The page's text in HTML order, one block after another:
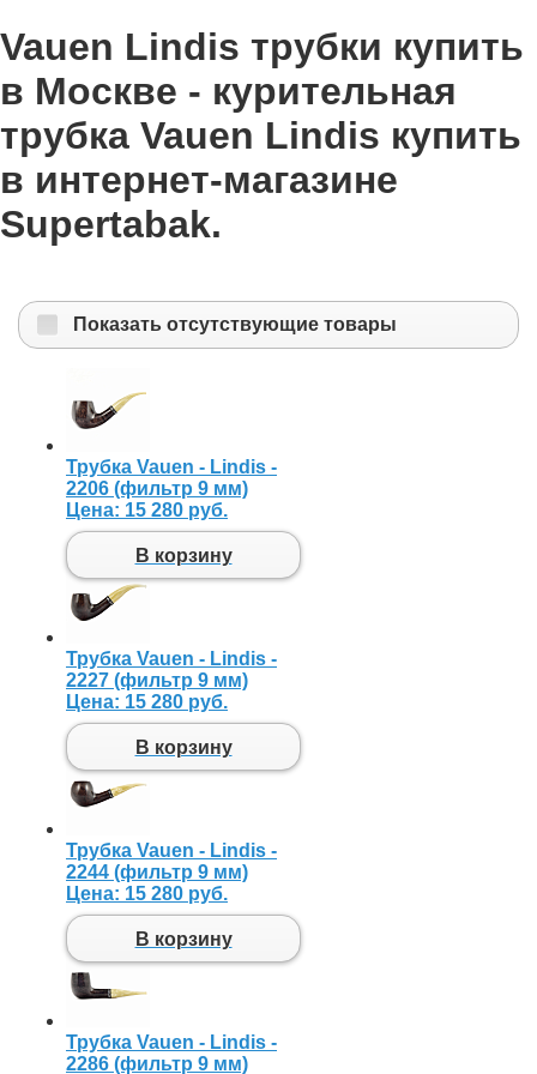
Vauen Lindis трубки купить
в Москве - курительная
трубка Vauen Lindis купить
в интернет-магазине
Supertabak.
Показать отсутствующие товары
Трубка Vauen - Lindis -
2206 (фильтр 9 мм)
Цена: 15 280 руб.
В корзину
Трубка Vauen - Lindis -
2227 (фильтр 9 мм)
Цена: 15 280 руб.
В корзину
Трубка Vauen - Lindis -
2244 (фильтр 9 мм)
Цена: 15 280 руб.
В корзину
Трубка Vauen - Lindis -
2286 (фильтр 9 мм)